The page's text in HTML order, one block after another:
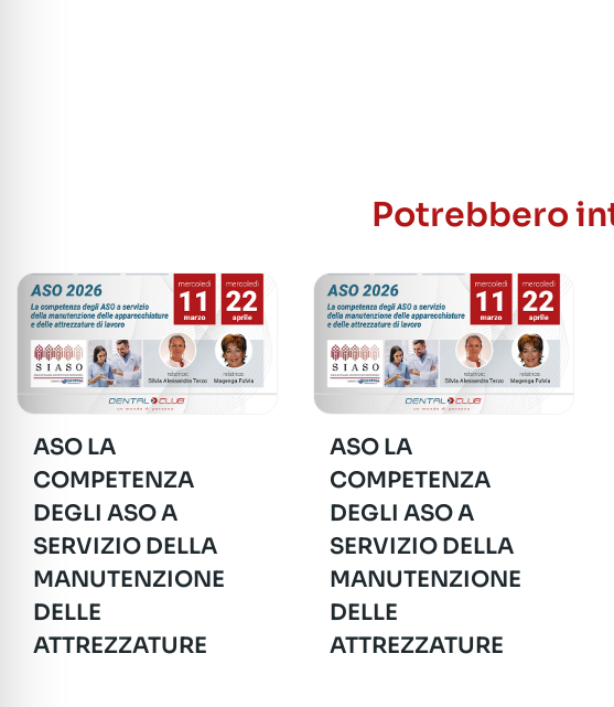
Potrebbero
ASO LA
COMPETENZA
DEGLI ASO A
SERVIZIO DELLA
MANUTENZIONE
DELLE
ATTREZZATURE
ASO LA
COMPETENZA
DEGLI ASO A
SERVIZIO DELLA
MANUTENZIONE
DELLE
ATTREZZATURE